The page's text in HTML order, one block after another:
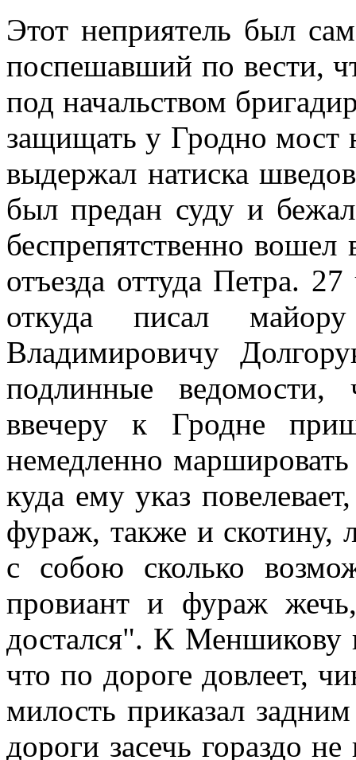
Этот неприятель был
поспешавший по вести,
под начальством
защищать у Гродно
выдержал натиска
был предан суду и
беспрепятственно вошел
отъезда оттуда Петра.
откуда писал
Владимировичу
подлинные ведомости,
ввечеру к Гродне
немедленно
куда ему указ
фураж, также и скотину,
с собою сколько
провиант и фураж
достался". К
что по дороге довлеет,
милость приказал
дороги засечь гораздо